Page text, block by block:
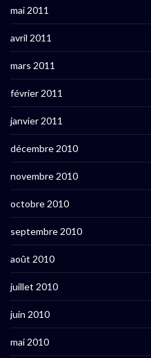
mai 2011
avril 2011
mars 2011
février 2011
janvier 2011
décembre 2010
novembre 2010
octobre 2010
septembre 2010
août 2010
juillet 2010
juin 2010
mai 2010